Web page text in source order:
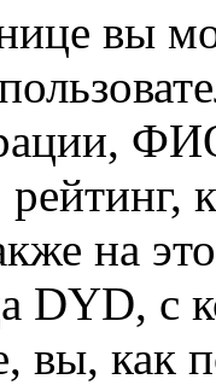
вы
на
DYD, с
вы, как